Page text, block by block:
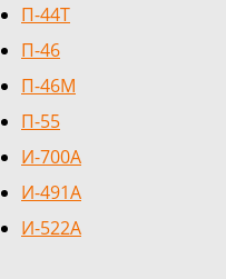
П-44Т
П-46
П-46М
П-55
И-700А
И-491А
И-522А